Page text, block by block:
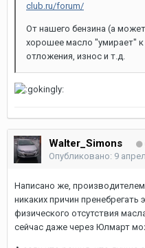
club.ru/forum/
От нашего бензина (а
хорошее масло "умирает"
отложения, износ и т.д.
Walter_Simons
Опубликовано: 9
Написано же,
никаких причин
физического отсутствия
сейчас даже через Юлмарт